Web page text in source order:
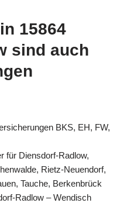
15864
sind auch
BKS, EH, FW,
für Diensdorf-Radlow,
Rietz-Neuendorf,
Tauche, Berkenbrück
Radlow – Wendisch